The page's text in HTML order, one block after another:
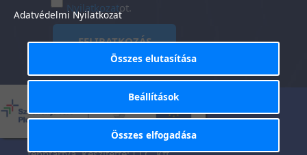
Nyilatkozatot.
FELIRATKOZÁS
Tisztaság Központ Kft. © 2025. Minden jog
Általános Szerződési
Feltételek
-
tájékoztató
Adatvédelmi Nyilatkozat
Összes elutasítása
Beállítások
Összes elfogadása